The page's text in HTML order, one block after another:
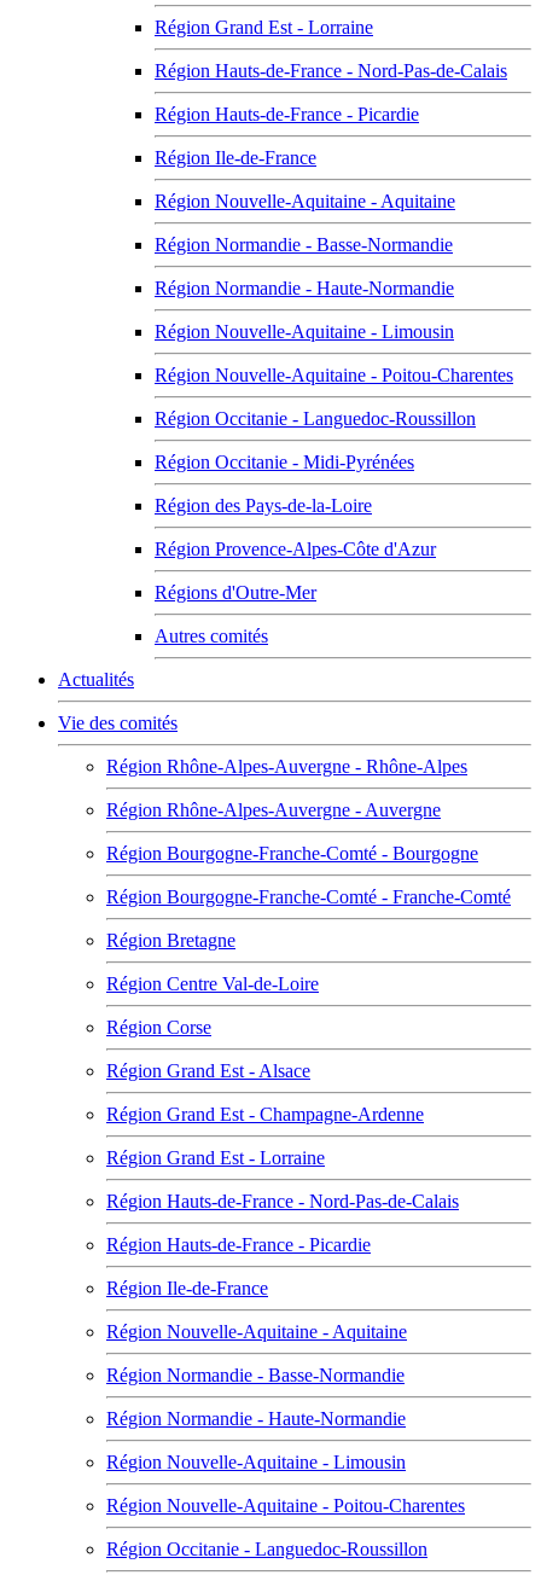
Région Grand Est - Lorraine
Région Hauts-de-France - Nord-Pas-de-Calais
Région Hauts-de-France - Picardie
Région Ile-de-France
Région Nouvelle-Aquitaine - Aquitaine
Région Normandie - Basse-Normandie
Région Normandie - Haute-Normandie
Région Nouvelle-Aquitaine - Limousin
Région Nouvelle-Aquitaine - Poitou-Charentes
Région Occitanie - Languedoc-Roussillon
Région Occitanie - Midi-Pyrénées
Région des Pays-de-la-Loire
Région Provence-Alpes-Côte d'Azur
Régions d'Outre-Mer
Autres comités
Actualités
Vie des comités
Région Rhône-Alpes-Auvergne - Rhône-Alpes
Région Rhône-Alpes-Auvergne - Auvergne
Région Bourgogne-Franche-Comté - Bourgogne
Région Bourgogne-Franche-Comté - Franche-Comté
Région Bretagne
Région Centre Val-de-Loire
Région Corse
Région Grand Est - Alsace
Région Grand Est - Champagne-Ardenne
Région Grand Est - Lorraine
Région Hauts-de-France - Nord-Pas-de-Calais
Région Hauts-de-France - Picardie
Région Ile-de-France
Région Nouvelle-Aquitaine - Aquitaine
Région Normandie - Basse-Normandie
Région Normandie - Haute-Normandie
Région Nouvelle-Aquitaine - Limousin
Région Nouvelle-Aquitaine - Poitou-Charentes
Région Occitanie - Languedoc-Roussillon